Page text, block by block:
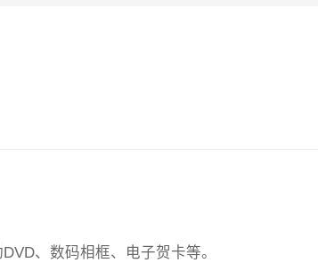
、数码相框、电子贺卡等。